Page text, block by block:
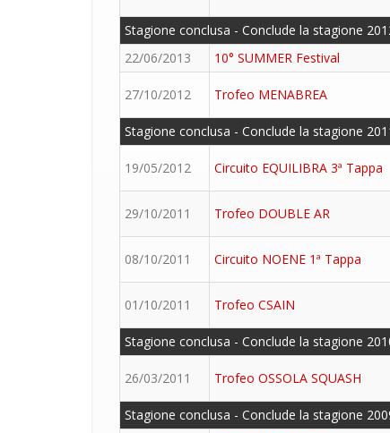
Stagione conclusa - Conclude la stagione
22/06/2013
10° SUMMER Festival
27/10/2012 Trofeo MENABREA
Stagione conclusa - Conclude la stagione
19/05/2012 Circuito EQUILIBRA 3ª Tappa
29/10/2011 Trofeo DOUBLE AR
08/10/2011 Circuito NOENE 1ª Tappa
01/10/2011 Trofeo CSAIN
Stagione conclusa - Conclude la stagione
26/03/2011 Trofeo OSSOLA SQUASH
Stagione conclusa - Conclude la stagione